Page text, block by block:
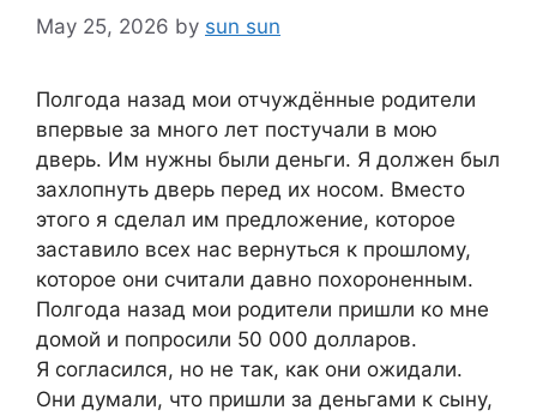
May 25, 2026 by sun sun
Полгода назад мои отчуждённые родители
впервые за много лет постучали в мою
дверь. Им нужны были деньги. Я должен был
захлопнуть дверь перед их носом. Вместо
этого я сделал им предложение, которое
заставило всех нас вернуться к прошлому,
которое они считали давно похороненным.
Полгода назад мои родители пришли ко мне
домой и попросили 50 000 долларов.
Я согласился, но не так, как они ожидали.
Они думали, что пришли за деньгами к сыну,